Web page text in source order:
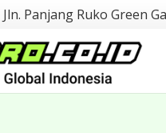
Jln. Panjang Ruko Green